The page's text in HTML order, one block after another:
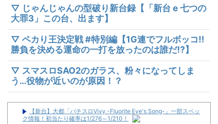
▽ じゃんじゃんの型破り新台録【「新台 e 七つの
大罪3」この台、出ます】
▽ ペカり王決定戦 #特別編【1G連でフルボッコ!!
勝負を決める運命の一打を放ったのは誰だ!?】
▽ スマスロSAO2のガラス、粉々になってしま
う…役物が近いのが原因！？
【新台】大都「パチスロVivy -Fluorite Eye's Song-」一部スペッ
ク情報！初当たり確率は1/276～1/210！